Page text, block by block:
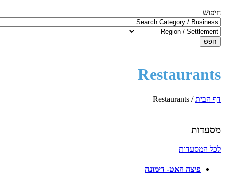
חיפוש
חפש
Restaurants
דף הבית/
Restaurants
מסעדות
לכל המסעדות
פיצה האט- דימונה